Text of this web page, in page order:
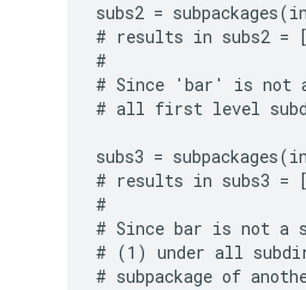
subs2 =
# results in subs2 =
#
# Since 'bar' is not a
# all first level
subs3 =
# results in subs3 =
#
# Since bar is not a
# (1) under all
# subpackage of